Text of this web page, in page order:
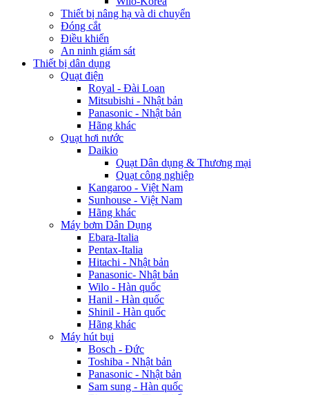
Thiết bị nâng hạ và di chuyển
Đóng cắt
Điều khiển
An ninh giám sát
Thiết bị dân dụng
Quạt điện
Royal - Đài Loan
Mitsubishi - Nhật bản
Panasonic - Nhật bản
Hãng khác
Quạt hơi nước
Daikio
Quạt Dân dụng & Thương mại
Quạt công nghiệp
Kangaroo - Việt Nam
Sunhouse - Việt Nam
Hãng khác
Máy bơm Dân Dụng
Ebara-Italia
Pentax-Italia
Hitachi - Nhật bản
Panasonic- Nhật bản
Wilo - Hàn quốc
Hanil - Hàn quốc
Shinil - Hàn quốc
Hãng khác
Máy hút bụi
Bosch - Đức
Toshiba - Nhật bản
Panasonic - Nhật bản
Sam sung - Hàn quốc